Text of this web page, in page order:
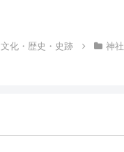
文化・歴史・史跡 神社